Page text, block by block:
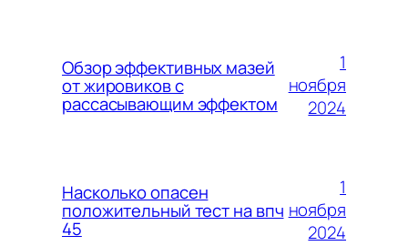
Обзор эффективных мазей
от жировиков с
рассасывающим эффектом
1
ноября
2024
Насколько опасен
положительный тест на впч
45
1
ноября
2024